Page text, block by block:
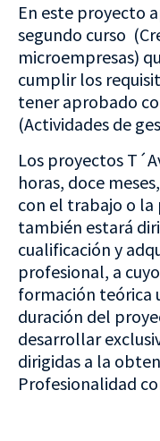
En este proyecto
segundo curso
microempresas)
cumplir los
tener aprobado
(Actividades de
Los proyectos
horas, doce
con el trabajo o
también estará
cualificación y
profesional, a
formación teórica
duración del
desarrollar
dirigidas a la
Profesionalidad